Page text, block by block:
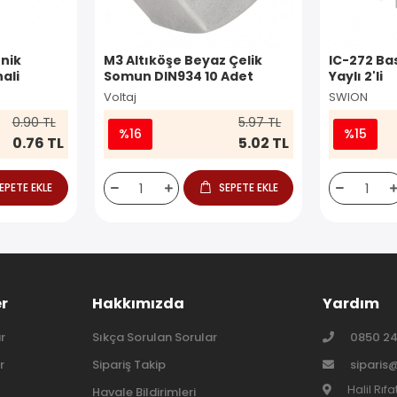
0.90 TL
0.76 TL
EKLE
M3 Altıköşe Beyaz Çelik
Somun DIN934 10 Adet
Voltaj
%16
5.97 TL
5.02 TL
SEPETE EKLE
IC-272
Yaylı 2'li
SWION
%15
Hakkımızda
Sıkça Sorulan Sorular
Sipariş Takip
Havale Bildirimleri
Yardım
0850
Halil